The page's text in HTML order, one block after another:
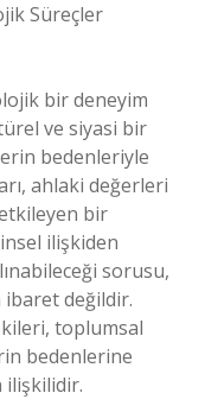
Süreçler
bir deneyim
ve siyasi bir
bedenleriyle
ahlaki değerleri
bir
ilişkiden
sorusu,
değildir.
toplumsal
bedenlerine
ilişkilidir.